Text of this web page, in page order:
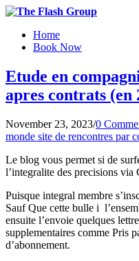
Home
Book Now
Etude en
apres contrats (en
November 23, 2023/0
monde site de rencontres par
Le blog vous permet si de
l’integralite des precisions
Puisque integral membre
Sauf Que cette bulle i
ensuite l’envoie quelques
supplementaires comme Pris
d’abonnement.